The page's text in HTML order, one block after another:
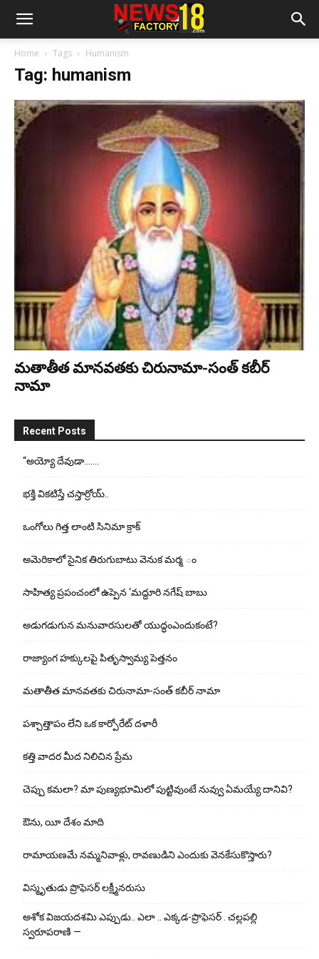
Home Tags Humanism
Tag: humanism
మతాతీత మానవతకు చిరునామా-సంత్ కబీర్
నామా
Recent Posts
“అయ్యో దేవుడా…….
భ‌క్తి విక‌టిస్తే చ‌స్తార్రోయ్‌..
ఒంగోలు గిత్త లాంటి సినిమా క్రాక్
అమెరికాలో సైనిక తిరుగుబాటు వెనుక మర్మ ం
సాహిత్య ప్రపంచంలో ఉప్పెన ‘మద్దూరి నగేష్ బాబు
అడుగ‌డుగున మ‌నువార‌సుల‌తో యుద్ధంఎందుకంటే?
రాజ్యాంగ హక్కులపై పితృస్వామ్య పెత్తనం
మతాతీత మానవతకు చిరునామా-సంత్ కబీర్ నామా
పశ్చాత్తాపం లేని ఒక కార్పోరేట్ దళారీ
కత్తి వాదర మీద నిలిచిన ప్రేమ
చెప్పు క‌మ‌లా? మా పుణ్యభూమిలో పుట్టివుంటే నువ్వు ఏమయ్యే దానివి?
ఔను, యీ దేశం మాది
రామాయణమే నమ్మనివాళ్లు, రావణుడిని ఎందుకు వెనకేసుకొస్తారు?
విస్మృతుడు ప్రొఫెసర్ లక్ష్మీనరుసు
అశోక విజ‌య‌ద‌శ‌మి ఎప్పుడు.. ఎలా .. ఎక్క‌డ‌-ప్రొఫెసర్ . చల్లపల్లి
స్వరూపరాణి —